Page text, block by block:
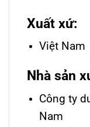
Xuất xứ:
Việt Nam
Nhà sản
Công ty
Nam